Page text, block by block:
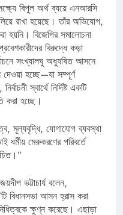
বিপুল অর্থ ব্যয়ে এনআরসি
রাখা হয়েছে। তাঁর অভিযোগ,
হয়নি। বিজেপির সমালোচনা
বিরুদ্ধে কড়া
সংখ্যালঘু অধ্যুষিত আসনে
হচ্ছে—যা সম্পূর্ণ
স্বার্থে নির্দিষ্ট একটি
করা হচ্ছে।
মূল্যবৃদ্ধি, যোগাযোগ ব্যবস্থা
মেরুকরণের পরিবর্তে
ভট্টাচার্য বলেন,
বিধানসভা আসন হ্রাস করা
ক্ষুণ্ন করেছে। এছাড়া